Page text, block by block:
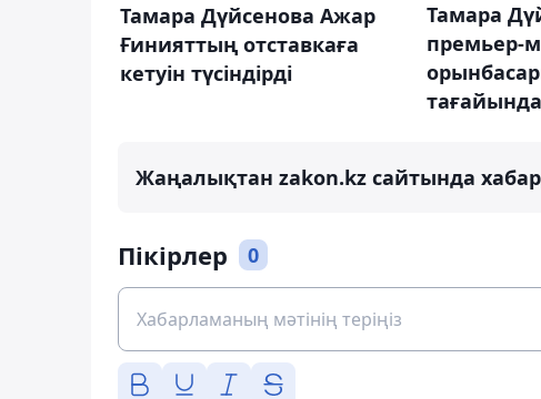
Тамара Дүйсенова Ажар
Ғинияттың отставкаға
кетуін түсіндірді
Тамара
премьер-
Жаңалықтан zakon.kz сайтында
Пікірлер 0